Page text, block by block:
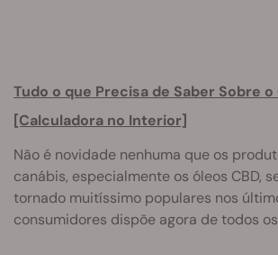
Tudo o que Precisa de Saber Sobre o
[Calculadora no Interior]
Não é novidade nenhuma que os
canábis, especialmente os óleos CBD,
tornado muitíssimo populares nos
consumidores dispõe agora de todos